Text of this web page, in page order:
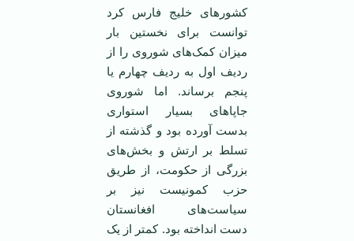
کشورهای خلیج فارس کرد
توانست برای نخستین بار
میزان کمک‌های شوروی را از
ردیف اول به ردیف چهارم یا
پنجم برساند. اما شوروی
جاپاهای بسیار استواری
بدست آورده بود و گذشته از
تسلط بر ارتش و بخش‌های
بزرگی از حکومت، از طریق
حزب کمونیست نیز بر
سیاست‌های افغانستان
دست انداخته بود. کمتر از یک